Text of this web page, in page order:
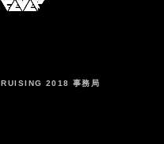
2018 事務局